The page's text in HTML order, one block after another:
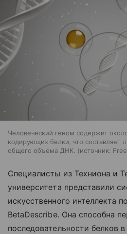
Человеческий геном содержит
кодирующих белки, что составляет
общего объема ДНК.
источник:
Специалисты из Техниона и
университета представили
искусственного интеллекта
BetaDescribe. Она способна
последовательности белков